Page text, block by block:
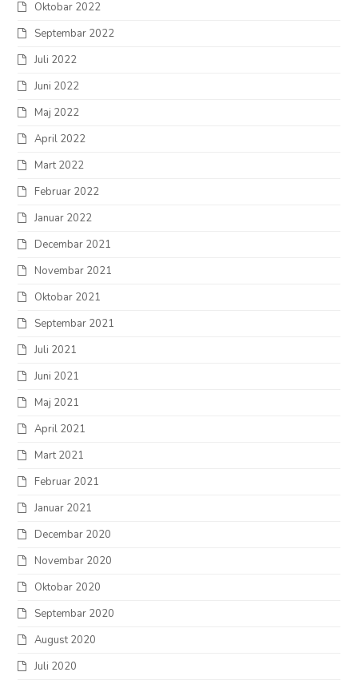
Oktobar 2022
Septembar 2022
Juli 2022
Juni 2022
Maj 2022
April 2022
Mart 2022
Februar 2022
Januar 2022
Decembar 2021
Novembar 2021
Oktobar 2021
Septembar 2021
Juli 2021
Juni 2021
Maj 2021
April 2021
Mart 2021
Februar 2021
Januar 2021
Decembar 2020
Novembar 2020
Oktobar 2020
Septembar 2020
August 2020
Juli 2020